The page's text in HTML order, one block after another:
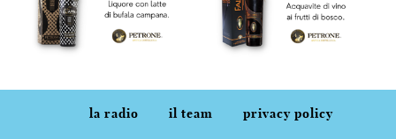
la radio il team privacy policy